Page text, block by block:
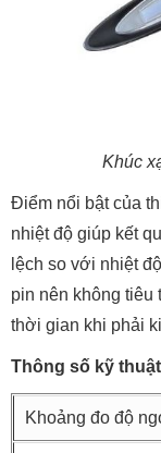
Khúc
Điểm nổi bật của
nhiệt độ giúp kết
lệch so với nhiệt
pin nên không tiêu
thời gian khi phải
Thông số kỹ
Khoảng đo độ